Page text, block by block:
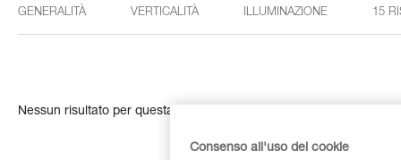
GENERALITÀ VERTICALITÀ ILLUMINAZIONE 15
Nessun risultato per questa ricerca
Consenso all'uso dei cookie